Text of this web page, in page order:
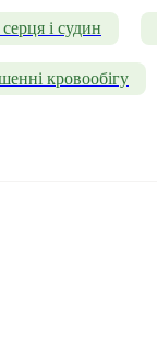
і судин
кровообігу